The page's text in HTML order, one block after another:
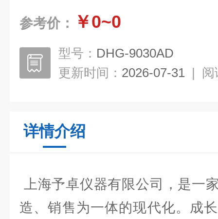
参考价： ￥0~0
型号： DHG-9030AD
更新时间： 2026-07-31 | 阅
详情介绍
上海予卓仪器有限公司，是一
造、销售为一体的现代化。成